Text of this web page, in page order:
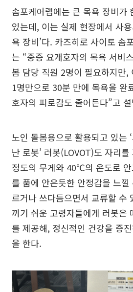
솜포케어랩에는 큰 목욕 장비가
있는데, 이는 실제 현장에서 사
욕 장비’다. 카즈히로 사이토 솜
는 “중증 요개호자의 목욕 서비
봄 담당 직원 2명이 필요하지만,
1명만으로 30분 만에 목욕을 완
호자의 피로감도 줄어든다”고
노인 돌봄용으로 활용되고 있는
난 로봇’ 러봇(LOVOT)도 자리
정도의 무게와 40℃의 온도로
를 품에 안은듯한 안정감을 느
르거나 쓰다듬으면서 교류할 수
끼기 쉬운 고령자들에게 러봇은
를 제공해, 정신적인 건강을 증
을 한다.